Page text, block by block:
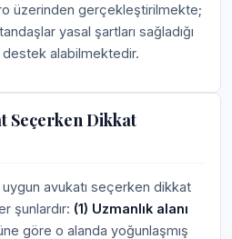
üzerinden gerçekleştirilmekte;
yasal şartları sağladığı
alabilmektedir.
Seçerken Dikkat
uygun avukatı seçerken dikkat
şunlardır: (1) Uzmanlık alanı
göre o alanda yoğunlaşmış